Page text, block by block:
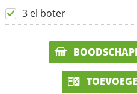
3 el boter